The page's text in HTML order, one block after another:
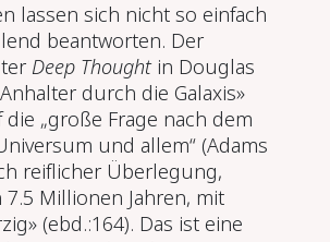
lassen sich nicht so einfach
beantworten. Der
Deep Thoughtin Douglas
durch die Galaxis»
„große Frage nach dem
und allem“ (Adams
reiflicher Überlegung,
Millionen Jahren, mit
(ebd.:164). Das ist eine